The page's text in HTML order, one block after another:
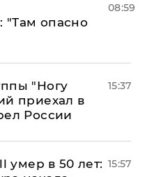
"Там опасно
08:59
"Ногу
приехал в
России
15:37
умер в 50 лет: 15:57